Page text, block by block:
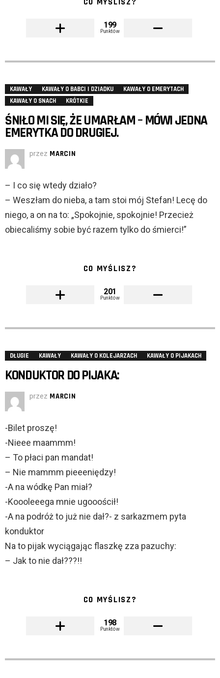
199
Punktów
KAWAŁY KAWAŁY O BABCI I DZIADKU
KAWAŁY O EMERYTACH
KAWAŁY O SNACH
KRÓTKIE
ŚNIŁO MI SIĘ, ŻE UMARŁAM – MÓWI JEDNA
EMERYTKA DO DRUGIEJ.
przez MARCIN
– I co się wtedy działo?
– Weszłam do nieba, a tam stoi mój Stefan! Lecę do
niego, a on na to: „Spokojnie, spokojnie! Przecież
obiecaliśmy sobie być razem tylko do śmierci!”
CO MYŚLISZ?
201
Punktów
DŁUGIE KAWAŁY KAWAŁY O KOLEJARZACH KAWAŁY O PIJAKACH
KONDUKTOR DO PIJAKA:
przez MARCIN
-Bilet proszę!
-Nieee maammm!
– To płaci pan mandat!
– Nie mammm pieeeniędzy!
-A na wódkę Pan miał?
-Koooleeega mnie ugooościł!
-A na podróż to już nie dał?- z sarkazmem pyta
konduktor
Na to pijak wyciągając flaszkę zza pazuchy:
– Jak to nie dał???!!
CO MYŚLISZ?
198
Punktów